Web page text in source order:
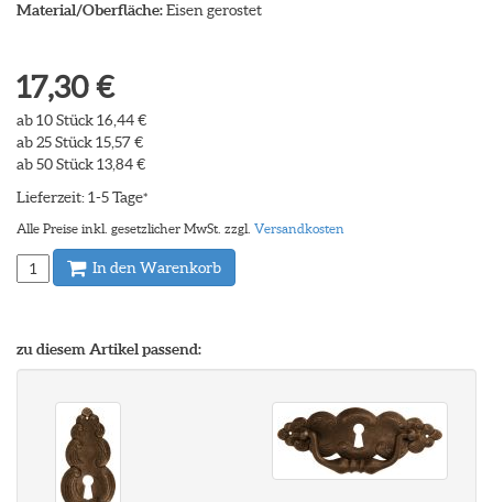
Material/Oberfläche:Eisen gerostet
17,30 €
ab 10 Stück 16,44 €
ab 25 Stück 15,57 €
ab 50 Stück 13,84 €
Lieferzeit: 1-5 Tage*
Alle Preise inkl. gesetzlicher MwSt. zzgl. Versandkosten
In den Warenkorb
zu diesem Artikel passend: